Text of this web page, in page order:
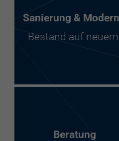
Sanierung &
Bestand auf
Beratung